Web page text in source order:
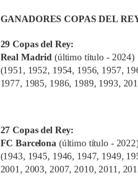
GANADORES COPAS DEL
29 Copas del Rey:
Real Madrid (último título - 2024)
(1951, 1952, 1954, 1956, 1957,
1977, 1985, 1986, 1989, 1993,
27 Copas del Rey:
FC Barcelona (último título -
(1943, 1945, 1946, 1947, 1949,
2001, 2003, 2007, 2010, 2011,